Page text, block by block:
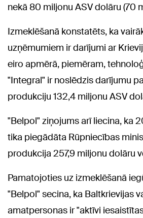
nekā 80 miljonu ASV dolāru (70
Izmeklēšanā konstatēts, ka
uzņēmumiem ir darījumi ar
eiro apmērā, piemēram,
"Integral" ir noslēdzis darījumu
produkciju 132,4 miljonu ASV
"Belpol" ziņojums arī liecina, ka
tika piegādāta Rūpniecības
produkcija 257,9 miljonu dolāru
Pamatojoties uz izmeklēšanā
"Belpol" secina, ka Baltkrievijas
amatpersonas ir "aktīvi